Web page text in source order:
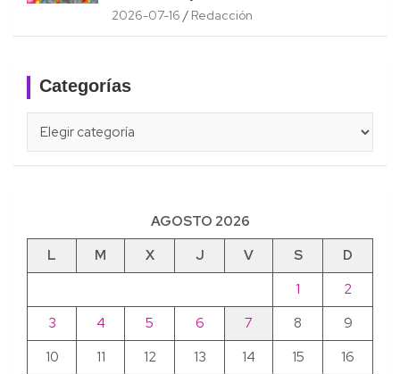
2026-07-16 Redacción
Categorías
AGOSTO 2026
L
M X J V S
D
1
2
3
4 5 6 7 8
9
10
11 12 13 14 15
16